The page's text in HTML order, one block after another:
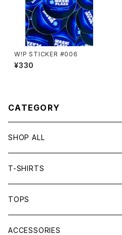
W!P STICKER #006
¥330
CATEGORY
SHOP ALL
T-SHIRTS
TOPS
ACCESSORIES